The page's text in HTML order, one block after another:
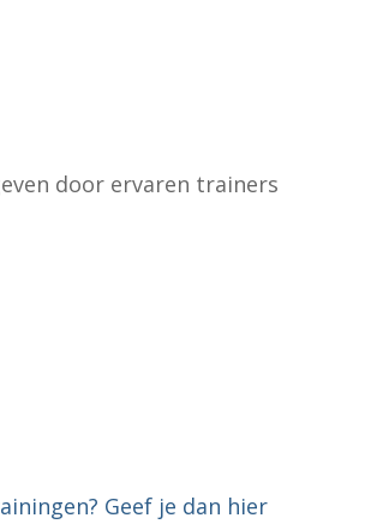
door ervaren trainers
Geef je dan hier